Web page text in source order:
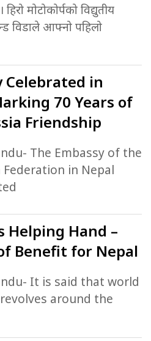
मोटोकोर्पको विद्युतीय
विडाले आफ्नो पहिलो
Celebrated in
70 Years of
Friendship
The Embassy of the
Federation in Nepal
Helping Hand –
Benefit for Nepal
It is said that world
around the